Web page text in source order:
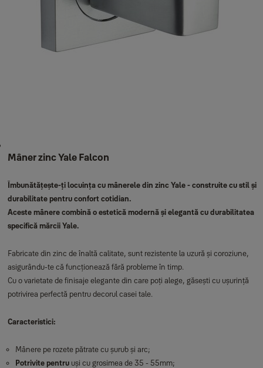
Mâner zinc Yale Falcon
Îmbunătățește-ți locuința cu mânerele din zinc Yale - construite cu stil și
durabilitate pentru confort cotidian.
Aceste mânere combină o estetică modernă și elegantă cu durabilitatea
specifică mărcii Yale.
Fabricate din zinc de înaltă calitate, sunt rezistente la uzură și coroziune,
asigurându-te că funcționează fără probleme în timp.
Cu o varietate de finisaje elegante din care poți alege, găsești cu ușurință
potrivirea perfectă pentru decorul casei tale.
Caracteristici:
Mânere pe rozete pătrate cu șurub și arc;
Potrivite pentruuși cu grosimea de 35 - 55mm;